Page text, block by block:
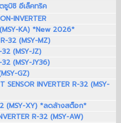
ซูบิชิ อีเล็คทริค
INVERTER
KA) *New 2026*
32 (MSY-MZ)
32 (MSY-JZ)
32 (MSY-JY36)
GZ)
SENSOR INVERTER R-32 (MSY-
(MSY-XY) *ลดล้างสต็อก*
R-32 (MSY-AW)